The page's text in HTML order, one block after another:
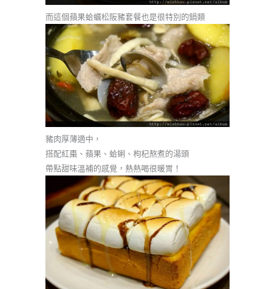
而這個蘋果蛤蠣松阪豬套餐也是很特別的鍋類
豬肉厚薄適中，
搭配紅棗、蘋果、蛤蜊、枸杞熬煮的湯頭
帶點甜味溫補的感覺，熱熱喝很暖胃！